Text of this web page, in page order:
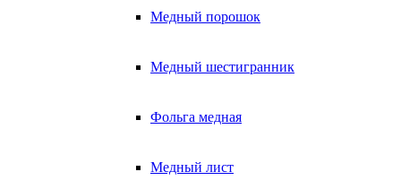
Медный порошок
Медный шестигранник
Фольга медная
Медный лист